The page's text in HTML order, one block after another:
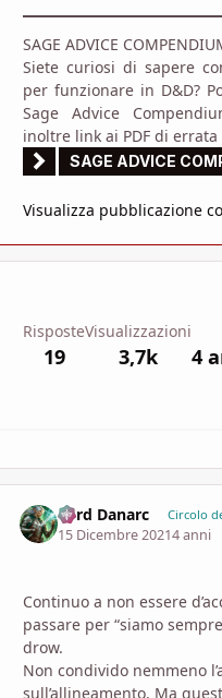
SAGE ADVICE
Siete curiosi di sapere
per funzionare in D&D?
Sage Advice
inoltre link ai PDF di
SAGE ADVICE
Visualizza pubblicazione
Risposte
19
Visualizzazioni
3,7k 4
Lord Danarc Circolo
15 Dicembre 20214 anni
Continuo a non essere
passare per “siamo
drow.
Non condivido nemmeno
sull’allineamento. Ma